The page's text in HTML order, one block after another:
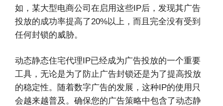
如，某大型电商公司在启用这些IP后，发现其广告
投放的成功率提高了20%以上，而且完全没有受到
任何封锁的威胁。
动态静态住宅代理IP已经成为广告投放的一个重要
工具，无论是为了防止广告封锁还是为了提高投放
的稳定性。随着数字广告的发展，这种IP的使用只
会越来越普及。确保您的广告策略中包含了动态静